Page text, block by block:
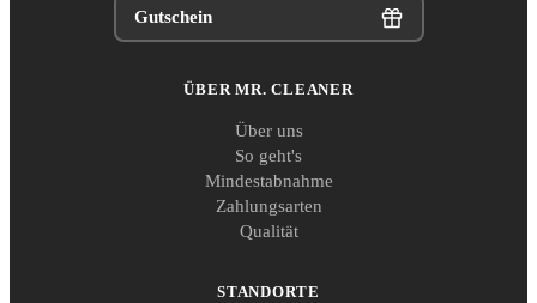
Gutschein
ÜBER MR. CLEANER
Über uns
So geht's
Mindestabnahme
Zahlungsarten
Qualität
STANDORTE